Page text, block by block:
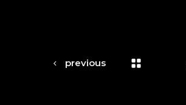
previous